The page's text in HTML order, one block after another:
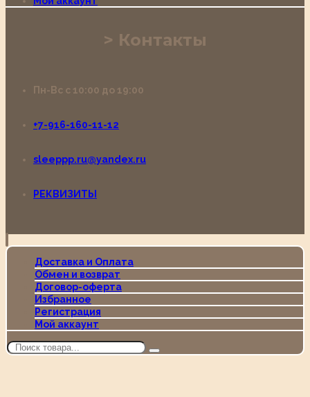
Контакты
Пн-Вс с 10:00 до 19:00
+7-916-160-11-12
sleeppp.ru@yandex.ru
РЕКВИЗИТЫ
Доставка и Оплата
Обмен и возврат
Договор-оферта
Избранное
Регистрация
Мой аккаунт